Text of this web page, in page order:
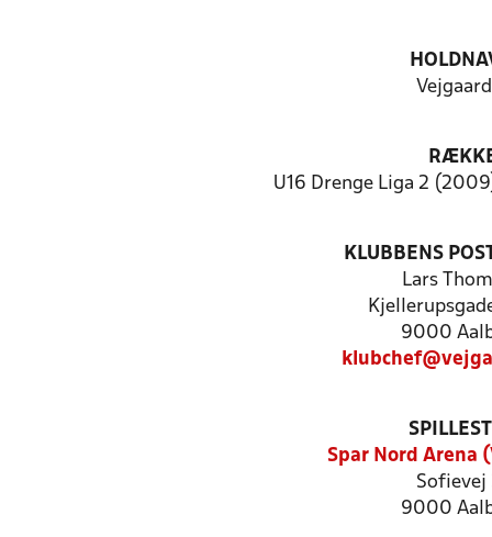
U16 Drenge Liga 2
KLUBBENS
Lars
9000
Spar Nord Arena
Sofievej
9000